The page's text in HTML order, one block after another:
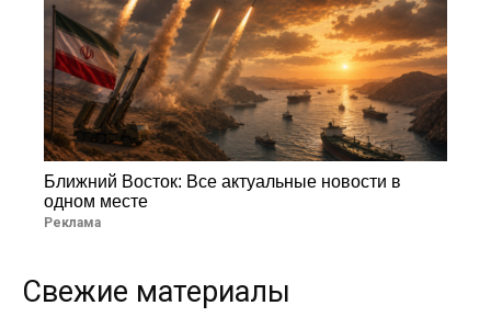
Ближний Восток: Все актуальные новости в
одном месте
Реклама
Свежие материалы